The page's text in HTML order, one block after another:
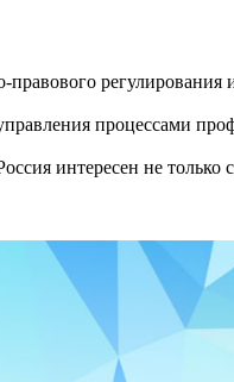
регулирования
процессами
интересен не только